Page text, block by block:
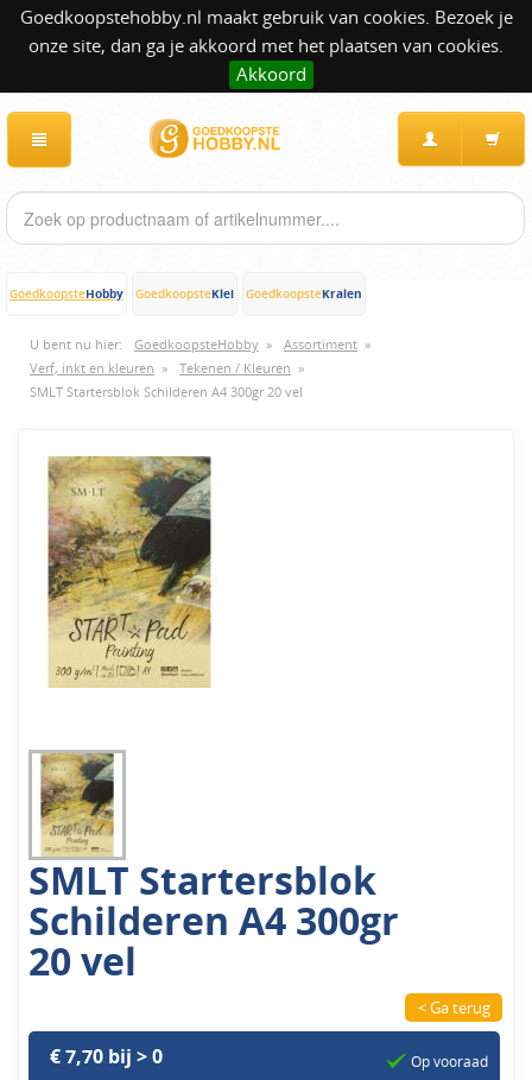
Goedkoopstehobby.nl maakt gebruik van cookies. Bezoek je
onze site, dan ga je akkoord met het plaatsen van cookies.
Akkoord
GoedkoopsteHobby GoedkoopsteKlei GoedkoopsteKralen
U bent nu hier: GoedkoopsteHobby » Assortiment »
Verf, inkt en kleuren » Tekenen / Kleuren »
SMLT Startersblok Schilderen A4 300gr 20 vel
SMLT Startersblok
Schilderen A4 300gr
20 vel
< Ga terug
€ 7,70 bij > 0
Op vooraad